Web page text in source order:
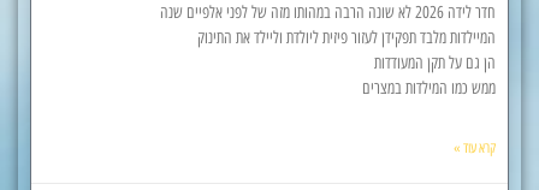
חדר לידה 2026 לא שונה הרבה במהותו מזה של לפני אלפיים שנה
המיילדות מלבד תפקידן לעזור פיזית ליולדת וליילד את התינוק
הן גם על תקן המעודדות
ממש כמו המילדות במצרים
קרא עוד »